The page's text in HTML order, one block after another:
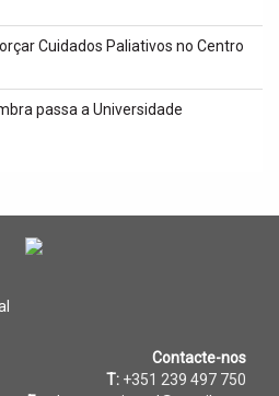
Cuidados Paliativos no Centro
passa a Universidade
Contacte-nos
T: +351 239 497 750